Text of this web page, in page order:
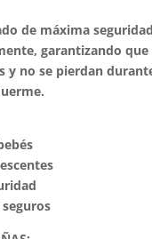
de máxima
garantizando que
y no se pierdan